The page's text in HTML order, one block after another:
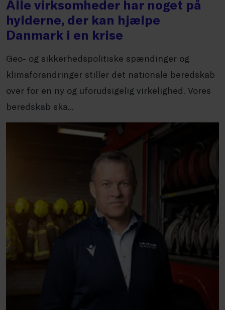
Alle virksomheder har noget på
hylderne, der kan hjælpe
Danmark i en krise
Geo- og sikkerhedspolitiske spændinger og
klimaforandringer stiller det nationale beredskab
over for en ny og uforudsigelig virkelighed. Vores
beredskab ska...